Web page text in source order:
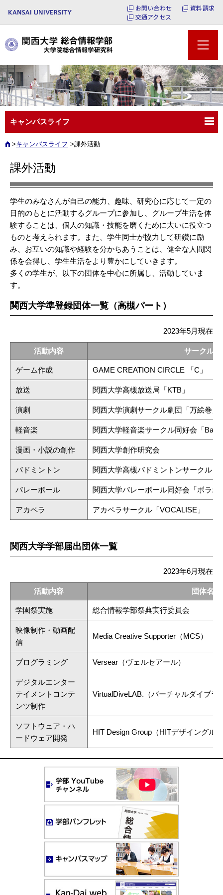
お問い合わせ
資料請求
交通アクセス
キャンパスライフ
キャンパスライフ 課外活動
課外活動
学生のみなさんが自己の能力、趣味、研究心に応じて一定の
目的のもとに活動するグループに参加し、グループ生活を体
験することは、個人の知識・技能を磨くために大いに役立つ
ものと考えられます。また、学生同士が協力して研鑽に励
み、お互いの知識や経験を分かちあうことは、健全な人間関
係を会得し、学生生活をより豊かにしていきます。
多くの学生が、以下の団体を中心に所属し、活動していま
す。
関西大学準登録団体一覧（高槻パート）
2023年5月現在
活動内容 サークル名
ゲーム作成 GAME CREATION CIRCLE 「C」
放送 関西大学高槻放送局「KTB」
演劇 関西大学演劇サークル劇団「万絵巻」
軽音楽 関西大学軽音楽サークル同好会「
漫画・小説の創作 関西大学創作研究会
バドミントン 関西大学高槻バドミントンサークル「
バレーボール 関西大学バレーボール同好会「ボラボ
アカペラ アカペラサークル「VOCALISE」
関西大学学部届出団体一覧
2023年6月現在
活動内容 団体名
学園祭実施 総合情報学部祭典実行委員会
映像制作・動画配
信
Media Creative Supporter（MCS）
プログラミング Versear（ヴェルセアール）
デジタルエンター
テイメントコンテ
ンツ制作
VirtualDiveLAB.（バーチャルダイブラ
ソフトウェア・ハ
ードウェア開発
HIT Design Group（HITデザイングル